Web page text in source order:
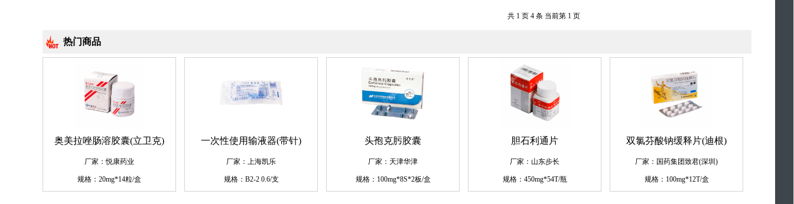
共 1 页 4 条 当前第 1 页
热门商品
奥美拉唑肠溶胶囊(立卫克)
厂家：悦康药业
规格：20mg*14粒/盒
一次性使用输液器(带针)
厂家：上海凯乐
规格：B2-2 0.6/支
头孢克肟胶囊
厂家：天津华津
规格：100mg*8S*2板/盒
胆石利通片
厂家：山东步长
规格：450mg*54T/瓶
双氯芬酸钠缓释片(迪根)
厂家：国药集团致君(深圳)
规格：100mg*12T/盒